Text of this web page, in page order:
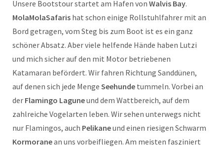
Unsere Bootstour startet am Hafen von Walvis Bay.
MolaMolaSafaris hat schon einige Rollstuhlfahrer mit an
Bord getragen, vom Steg bis zum Boot ist es ein ganz
schöner Absatz. Aber viele helfende Hände haben Lutzi
und mich sicher auf den mit Motor betriebenen
Katamaran befördert. Wir fahren Richtung Sanddünen,
auf denen sich jede Menge Seehunde tummeln. Vorbei an
der Flamingo Laguneund dem Wattbereich, auf dem
zahlreiche Vogelarten leben. Wir sehen unterwegs nicht
nur Flamingos, auch Pelikaneund einen riesigen Schwarm
Kormoranean uns vorbeifliegen. Am meisten fasziniert